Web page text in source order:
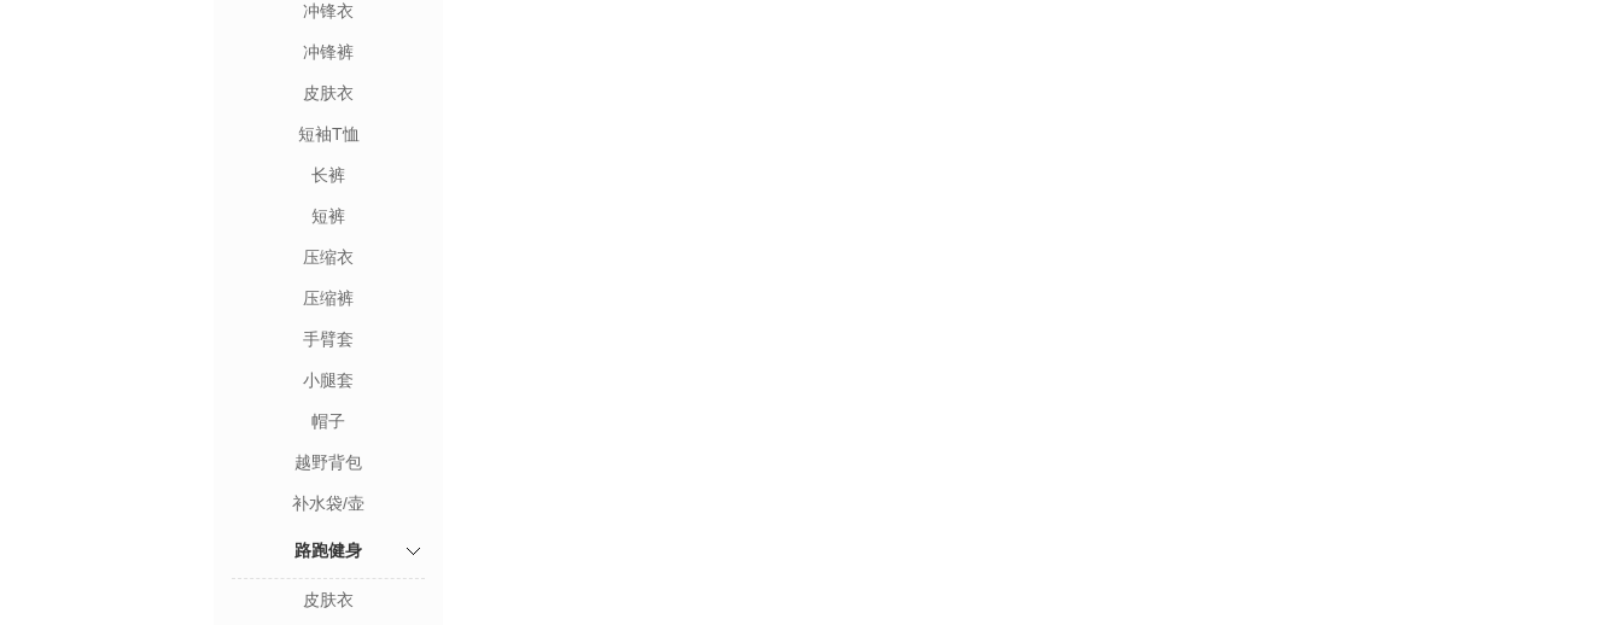
冲锋衣
冲锋裤
皮肤衣
短袖T恤
长裤
短裤
压缩衣
压缩裤
手臂套
小腿套
帽子
越野背包
补水袋/壶
路跑健身
皮肤衣